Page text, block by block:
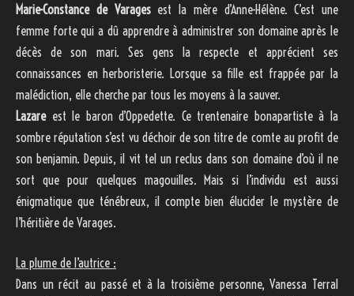
Marie-Constance de Varagesest la mère d’Anne-Hélène. C’est une
femme forte qui a dû apprendre à administrer son domaine après le
décès de son mari. Ses gens la respecte et apprécient ses
connaissances en herboristerie. Lorsque sa fille est frappée par la
malédiction, elle cherche par tous les moyens à la sauver.
Lazareest le baron d’Oppedette. Ce trentenaire bonapartiste à la
sombre réputation s’est vu déchoir de son titre de comte au profit de
son benjamin. Depuis, il vit tel un reclus dans son domaine d’où il ne
sort que pour quelques magouilles. Mais si l’individu est aussi
énigmatique que ténébreux, il compte bien élucider le mystère de
l’héritière de Varages.
La plume de l’autrice :
Dans un récit au passé et à la troisième personne, Vanessa Terral